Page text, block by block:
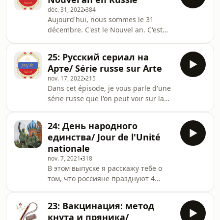
de son réalisateur.
déc. 31, 2022384
Aujourd'hui, nous sommes le 31
décembre. C'est le Nouvel an. C'est
russes le fête.Bonne année !
25: Русский сериал на
Арте/ Série russe sur Arte
nov. 17, 2022215
Dans cet épisode, je vous parle d'une
série russe que l'on peut voir sur la
022415/an-ordinary-woman/.La série
est disponible en replay. Pour la
transcription de l'épisode, allez sur
mon site :
https://taprofderusse.fr/podcast/.
24: День народного
единства/ Jour de l'Unité
nationale
nov. 7, 2021 318
В этом выпуске я расскажу тебе о
том, что россияне празднуют 4
России и том, как русские смогли его
23: Вакцинация: метод
кнута и пряника/